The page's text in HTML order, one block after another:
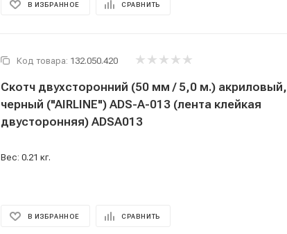
В ИЗБРАННОЕ СРАВНИТЬ
Код товара: 132.050.420
Скотч двухсторонний (50 мм / 5,0 м.) акриловый,
черный ("AIRLINE") ADS-A-013 (лента клейкая
двусторонняя) ADSA013
Вес: 0.21 кг.
В ИЗБРАННОЕ СРАВНИТЬ